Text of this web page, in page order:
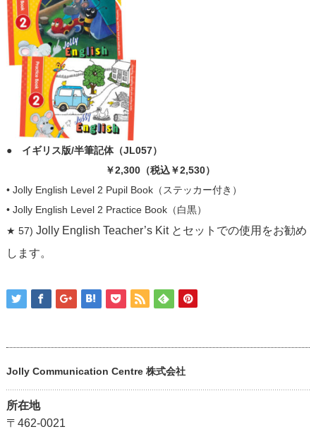
● イギリス版/半筆記体（JL057）
￥2,300（税込￥2,530）
• Jolly English Level 2 Pupil Book（ステッカー付き）
• Jolly English Level 2 Practice Book（白黒）
★ 57) Jolly English Teacher’s Kit とセットでの使用をお勧め
します。
Jolly Communication Centre 株式会社
所在地
〒462-0021